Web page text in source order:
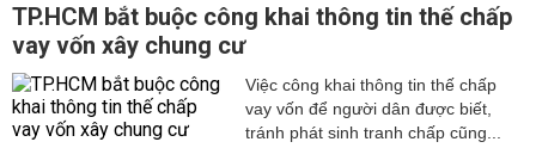
TP.HCM bắt buộc công khai thông tin thế chấp
vay vốn xây chung cư
Việc công khai thông tin thế chấp
vay vốn để người dân được biết,
tránh phát sinh tranh chấp cũng...